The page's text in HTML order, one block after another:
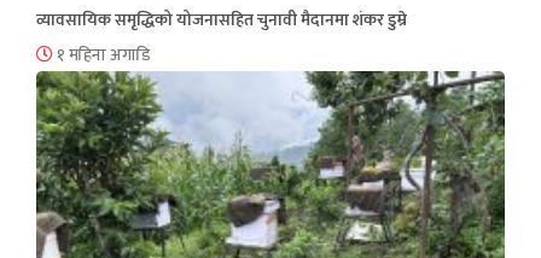
व्यावसायिक समृद्धिको योजनासहित चुनावी मैदानमा शंकर डुम्रे
१ महिना अगाडि